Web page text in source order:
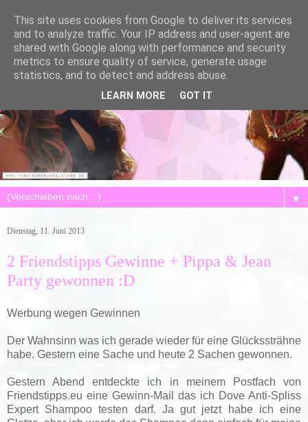
▼
Dienstag, 11. Juni 2013
2 Friendstipps Gewinne + Pippa & Jean
Party gewonnen :D
Werbung wegen Gewinnen
Der Wahnsinn was ich gerade wieder für eine Glückssträhne
habe. Gestern eine Sache und heute 2 Sachen gewonnen.
Gestern Abend entdeckte ich in meinem Postfach von
Friendstipps.eu eine Gewinn-Mail das ich Dove Anti-Spliss
Expert Shampoo testen darf. Ja gut jetzt habe ich eine
This site uses cookies from Google to deliver its services
and to analyze traffic. Your IP address and user-agent are
shared with Google along with performance and security
metrics to ensure quality of service, generate usage
statistics, and to detect and address abuse.
LEARN MORE GOT IT